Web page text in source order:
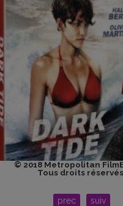
© 2018 Metropolitan
Tous droits
prec suiv